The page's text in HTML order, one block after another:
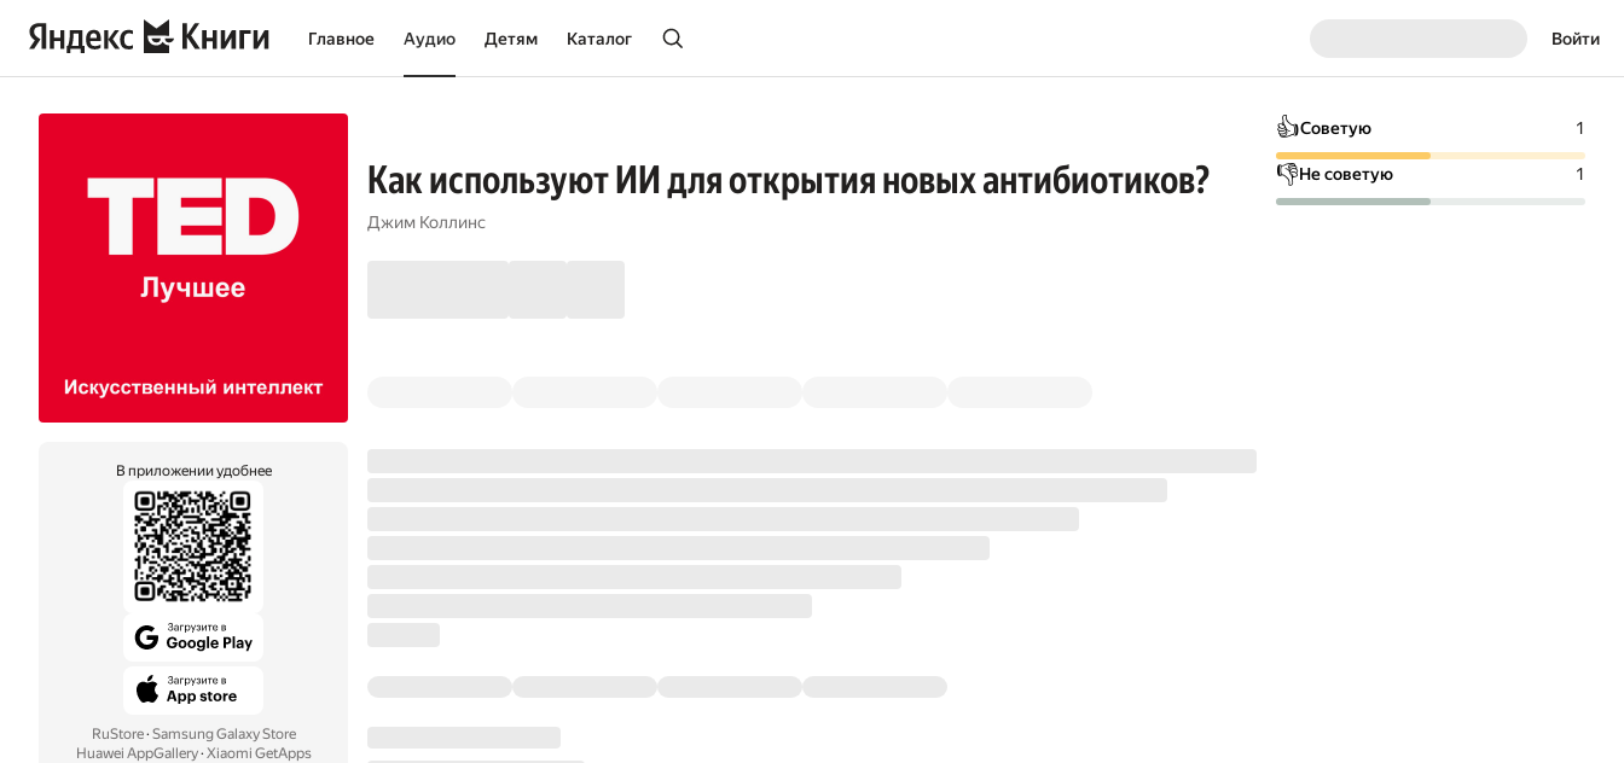
Главное Аудио Детям Каталог Войти
В приложении удобнее
RuStore· Samsung Galaxy Store
Huawei AppGallery· Xiaomi GetApps
Как используют ИИ для открытия новых антибиотиков?
Джим Коллинс
👍Советую 1
👎Не советую 1